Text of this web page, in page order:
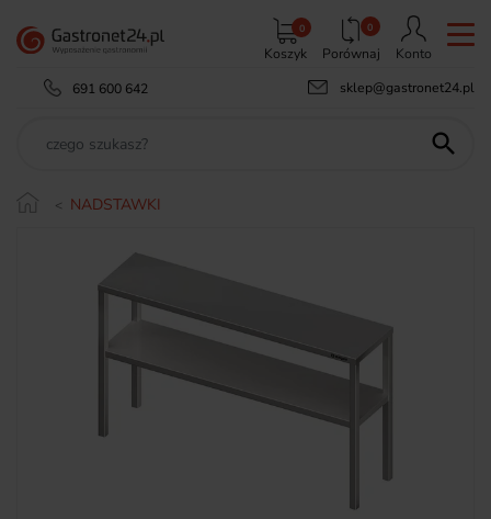
Koszyk
0 0
Porównaj
Konto
691 600 642
sklep@gastronet24.pl

NADSTAWKI